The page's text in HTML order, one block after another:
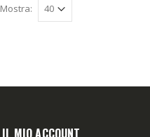
Mostra:
IL MIO ACCOUNT